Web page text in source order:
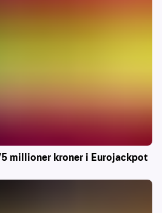
millioner kroner i Eurojackpot